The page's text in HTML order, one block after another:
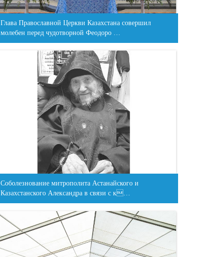
Глава Православной Церкви Казахстана совершил
молебен перед чудотворной Феодоро …
Соболезнование митрополита Астанайского и
Казахстанского Александра в связи с к…